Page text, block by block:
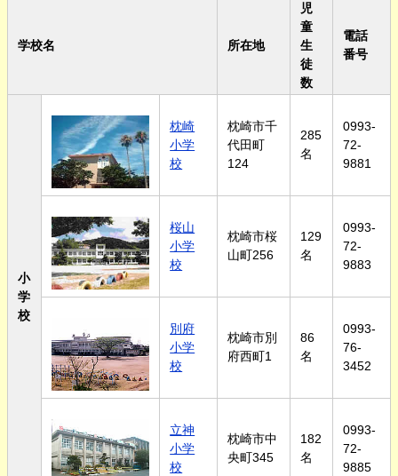
学校名 所在地
児
童
生
徒
数
電話
番号
小
学
校
枕崎
小学
校
枕崎市千
代田町
124
285
名
0993-
72-
9881
桜山
小学
校
枕崎市桜
山町256
129
名
0993-
72-
9883
別府
小学
校
枕崎市別
府西町1
86
名
0993-
76-
3452
立神
小学
校
枕崎市中
央町345
182
名
0993-
72-
9885